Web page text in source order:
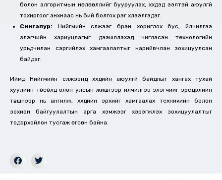
болон алгоритмын нөлөөллийг бууруулах, хүүхдэд ээлтэй аюулгүй
тохиргоог анхнаас нь бий болгох үүрэг хүлээлгэдэг.
Сингапур: Нийгмийн сүлжээг бүрэн хориглох бус, үйлчилгээ
үзүүлэгчийн хариуцлагыг дээшлүүлэхэд чиглэсэн технологийн
урьдчилан сэргийлэх хамгаалалтыг нарийвчлан зохицуулсан
байдаг.
Иймд Нийгмийн сүлжээнд хүүхдийн аюулгүй байдлыг хангах тухай
хуулийн төсөлд олон улсын жишгээр үйлчилгээ үзүүлэгчийг эрсдэлийн
түвшнээр нь ангилж, хүүхдийн эрхийг хамгаалах техникийн болон
зохион байгуулалтын арга хэмжээг хэрэгжүүлэх зохицуулалтыг
тодорхойлон тусгаж өгсөн байна.